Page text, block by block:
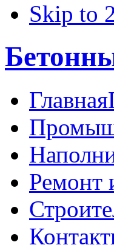
Skip to
Главная
Ремонт